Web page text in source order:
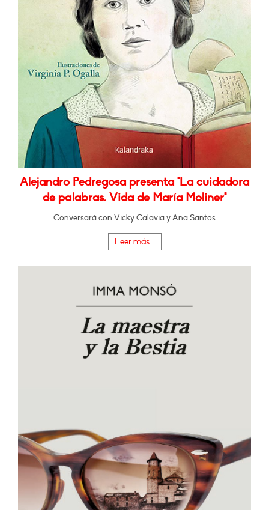
Alejandro Pedregosa presenta "La cuidadora
de palabras. Vida de María Moliner"
Conversará con Vicky Calavia y Ana Santos
Leer más...